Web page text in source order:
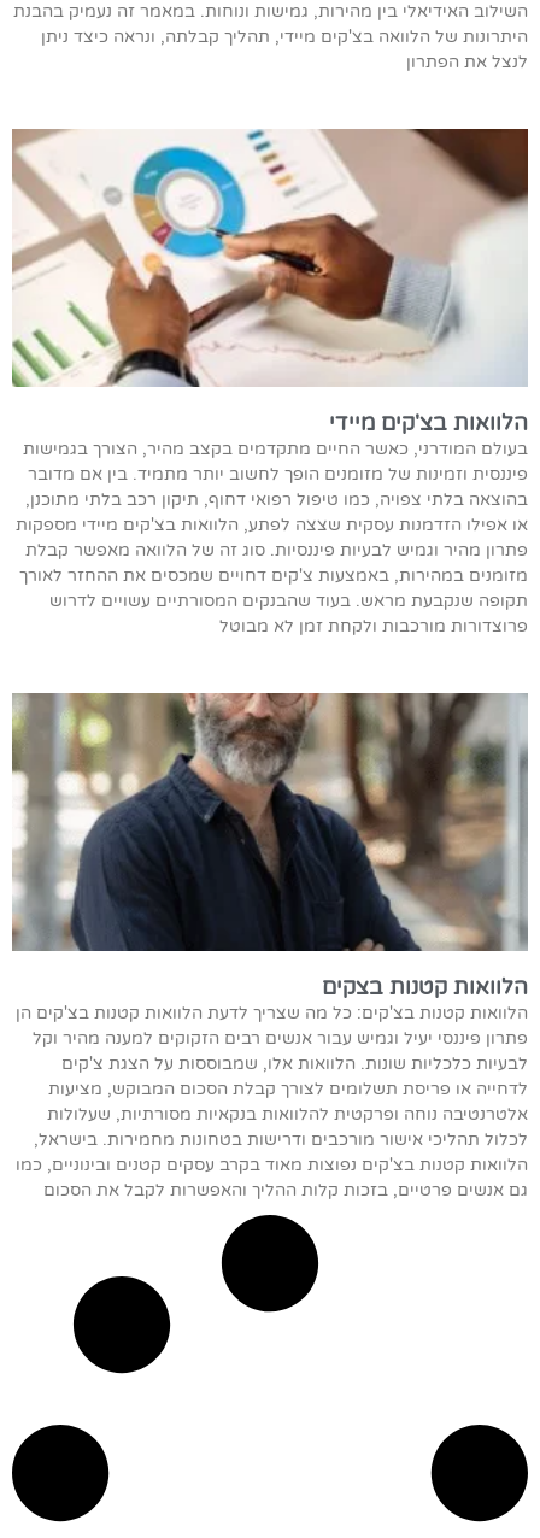
השילוב האידיאלי בין מהירות, גמישות ונוחות. במאמר זה נעמיק בהבנת
היתרונות של הלוואה בצ'קים מיידי, תהליך קבלתה, ונראה כיצד ניתן
לנצל את הפתרון
הלוואות בצ'קים מיידי
בעולם המודרני, כאשר החיים מתקדמים בקצב מהיר, הצורך בגמישות
פיננסית וזמינות של מזומנים הופך לחשוב יותר מתמיד. בין אם מדובר
בהוצאה בלתי צפויה, כמו טיפול רפואי דחוף, תיקון רכב בלתי מתוכנן,
או אפילו הזדמנות עסקית שצצה לפתע, הלוואות בצ'קים מיידי מספקות
פתרון מהיר וגמיש לבעיות פיננסיות. סוג זה של הלוואה מאפשר קבלת
מזומנים במהירות, באמצעות צ'קים דחויים שמכסים את ההחזר לאורך
תקופה שנקבעת מראש. בעוד שהבנקים המסורתיים עשויים לדרוש
פרוצדורות מורכבות ולקחת זמן לא מבוטל
הלוואות קטנות בצקים
הלוואות קטנות בצ'קים: כל מה שצריך לדעת הלוואות קטנות בצ'קים הן
פתרון פיננסי יעיל וגמיש עבור אנשים רבים הזקוקים למענה מהיר וקל
לבעיות כלכליות שונות. הלוואות אלו, שמבוססות על הצגת צ'קים
לדחייה או פריסת תשלומים לצורך קבלת הסכום המבוקש, מציעות
אלטרנטיבה נוחה ופרקטית להלוואות בנקאיות מסורתיות, שעלולות
לכלול תהליכי אישור מורכבים ודרישות בטחונות מחמירות. בישראל,
הלוואות קטנות בצ'קים נפוצות מאוד בקרב עסקים קטנים ובינוניים, כמו
גם אנשים פרטיים, בזכות קלות ההליך והאפשרות לקבל את הסכום